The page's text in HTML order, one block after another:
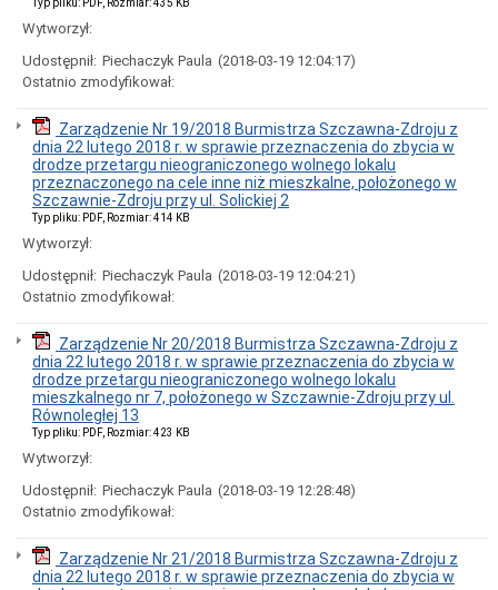
Stwierdzenie
zgodności
kserokopii
Uchwała
krajobrazowa
Wpis
ewidencji
innych
obiektów,
których
są
usługi
hotelarskie,
nie
będącego
obiektem
hotelarskim
Zabytki
Żłobki
kluby
Cyberbezpieczeństwo
Elektroniczna
Typ pliku: PDF, Rozmiar: 435 KB
Wytworzył:
Udostępnił: Piechaczyk Paula (2018-03-19 12:04:17)
Ostatnio zmodyfikował:
Zarządzenie Nr 19/2018 Burmistrza Szczawna-Zdroju z
dnia 22 lutego 2018 r. w sprawie przeznaczenia do zbycia w
drodze przetargu nieograniczonego wolnego lokalu
przeznaczonego na cele inne niż mieszkalne, położonego w
Szczawnie-Zdroju przy ul. Solickiej 2
Typ pliku: PDF, Rozmiar: 414 KB
Wytworzył:
Udostępnił: Piechaczyk Paula (2018-03-19 12:04:21)
Ostatnio zmodyfikował:
Zarządzenie Nr 20/2018 Burmistrza Szczawna-Zdroju z
dnia 22 lutego 2018 r. w sprawie przeznaczenia do zbycia w
drodze przetargu nieograniczonego wolnego lokalu
mieszkalnego nr 7, położonego w Szczawnie-Zdroju przy ul.
Równoległej 13
Typ pliku: PDF, Rozmiar: 423 KB
Wytworzył:
Udostępnił: Piechaczyk Paula (2018-03-19 12:28:48)
Ostatnio zmodyfikował:
Zarządzenie Nr 21/2018 Burmistrza Szczawna-Zdroju z
dnia 22 lutego 2018 r. w sprawie przeznaczenia do zbycia w